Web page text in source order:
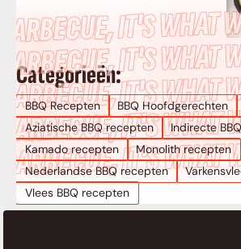
Categorieën:
BBQ Recepten BBQ Hoofdgerechten
Aziatische BBQ recepten
Indirecte
Kamado recepten
Monolith recepten
Nederlandse BBQ recepten
Vlees BBQ recepten
IT’S WHAT
IT’S WHAT
BARBECUE, IT’S WHAT
BARBECUE, IT’S WHAT
BARBECUE, IT’S WHAT